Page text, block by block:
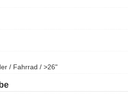
/ Fahrrad / >26"